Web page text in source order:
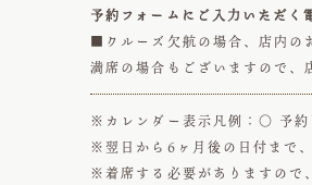
予約フォームにご入力いただく
■クルーズ欠航の場合、店内の
満席の場合もございますので、
※カレンダー表示凡例：○ 予
※翌日から6ヶ月後の日付まで
※着席する必要がありますので